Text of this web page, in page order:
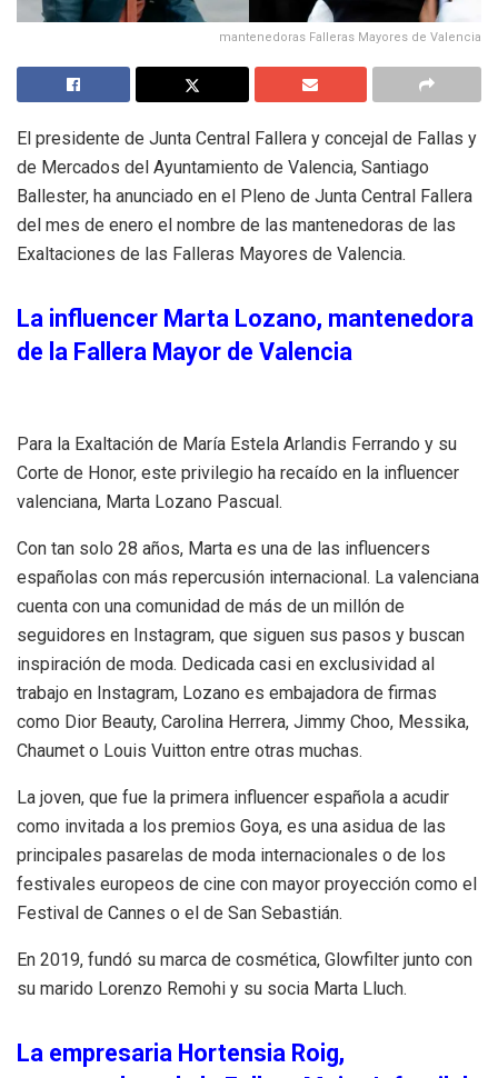
mantenedoras Falleras Mayores de Valencia
El presidente de Junta Central Fallera y concejal de Fallas y
de Mercados del Ayuntamiento de Valencia, Santiago
Ballester, ha anunciado en el Pleno de Junta Central Fallera
del mes de enero el nombre de las mantenedoras de las
Exaltaciones de las Falleras Mayores de Valencia.
La influencer Marta Lozano, mantenedora
de la Fallera Mayor de Valencia
Para la Exaltación de María Estela Arlandis Ferrando y su
Corte de Honor, este privilegio ha recaído en la influencer
valenciana, Marta Lozano Pascual.
Con tan solo 28 años, Marta es una de las influencers
españolas con más repercusión internacional. La valenciana
cuenta con una comunidad de más de un millón de
seguidores en Instagram, que siguen sus pasos y buscan
inspiración de moda. Dedicada casi en exclusividad al
trabajo en Instagram, Lozano es embajadora de firmas
como Dior Beauty, Carolina Herrera, Jimmy Choo, Messika,
Chaumet o Louis Vuitton entre otras muchas.
La joven, que fue la primera influencer española a acudir
como invitada a los premios Goya, es una asidua de las
principales pasarelas de moda internacionales o de los
festivales europeos de cine con mayor proyección como el
Festival de Cannes o el de San Sebastián.
En 2019, fundó su marca de cosmética, Glowfilter junto con
su marido Lorenzo Remohi y su socia Marta Lluch.
La empresaria Hortensia Roig,